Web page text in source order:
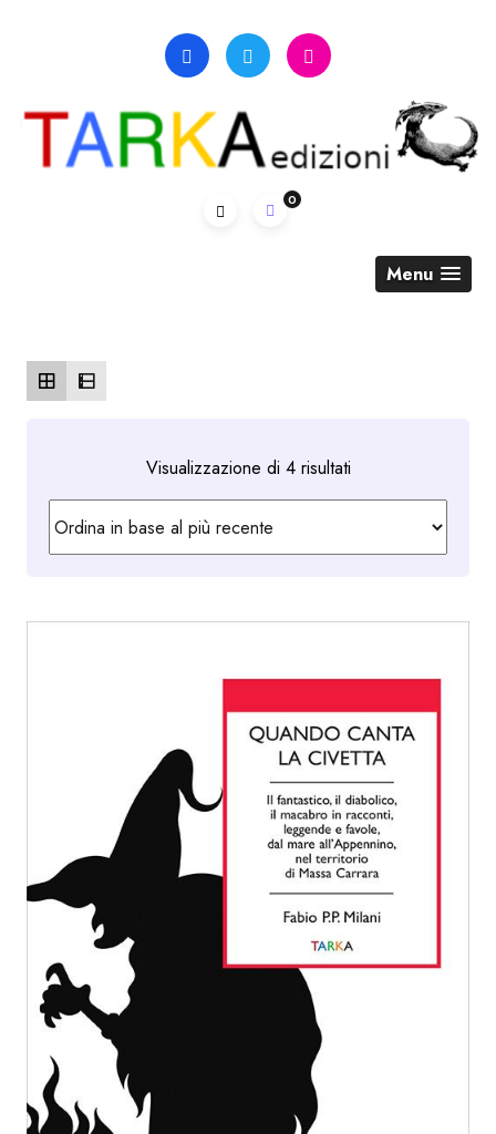
0
Menu
Visualizzazione di 4 risultatiOrdina
in
al
recente